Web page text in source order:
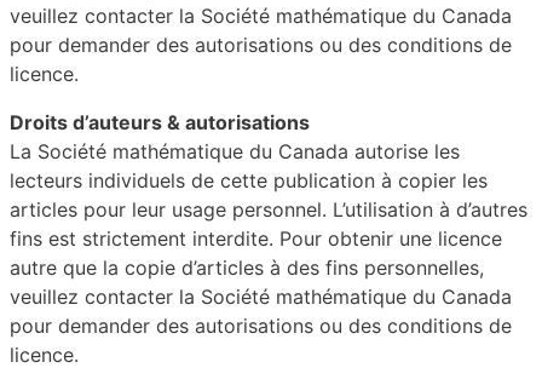
veuillez contacter la Société mathématique du Canada
pour demander des autorisations ou des conditions de
licence.
Droits d’auteurs & autorisations
La Société mathématique du Canada autorise les
lecteurs individuels de cette publication à copier les
articles pour leur usage personnel. L’utilisation à d’autres
fins est strictement interdite. Pour obtenir une licence
autre que la copie d’articles à des fins personnelles,
veuillez contacter la Société mathématique du Canada
pour demander des autorisations ou des conditions de
licence.